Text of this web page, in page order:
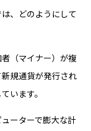
、どのようにして
（マイナー）が複
規通貨が発行され
います。
ーターで膨大な計